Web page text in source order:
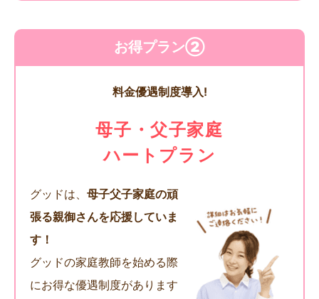
お得プラン②
料金優遇制度導入!
母子・父子家庭
ハートプラン
グッドは、 母子父子家庭の頑
張る親御さんを応援していま
す！
グッドの家庭教師を始める際
にお得な優遇制度があります